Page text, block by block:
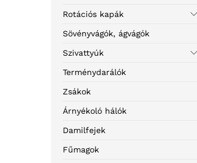
Rotációs kapák
Sövényvágók, ágvágók
Szivattyúk
Terménydarálók
Zsákok
Árnyékoló hálók
Damilfejek
Fűmagok